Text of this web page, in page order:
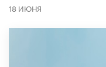
18 ИЮНЯ